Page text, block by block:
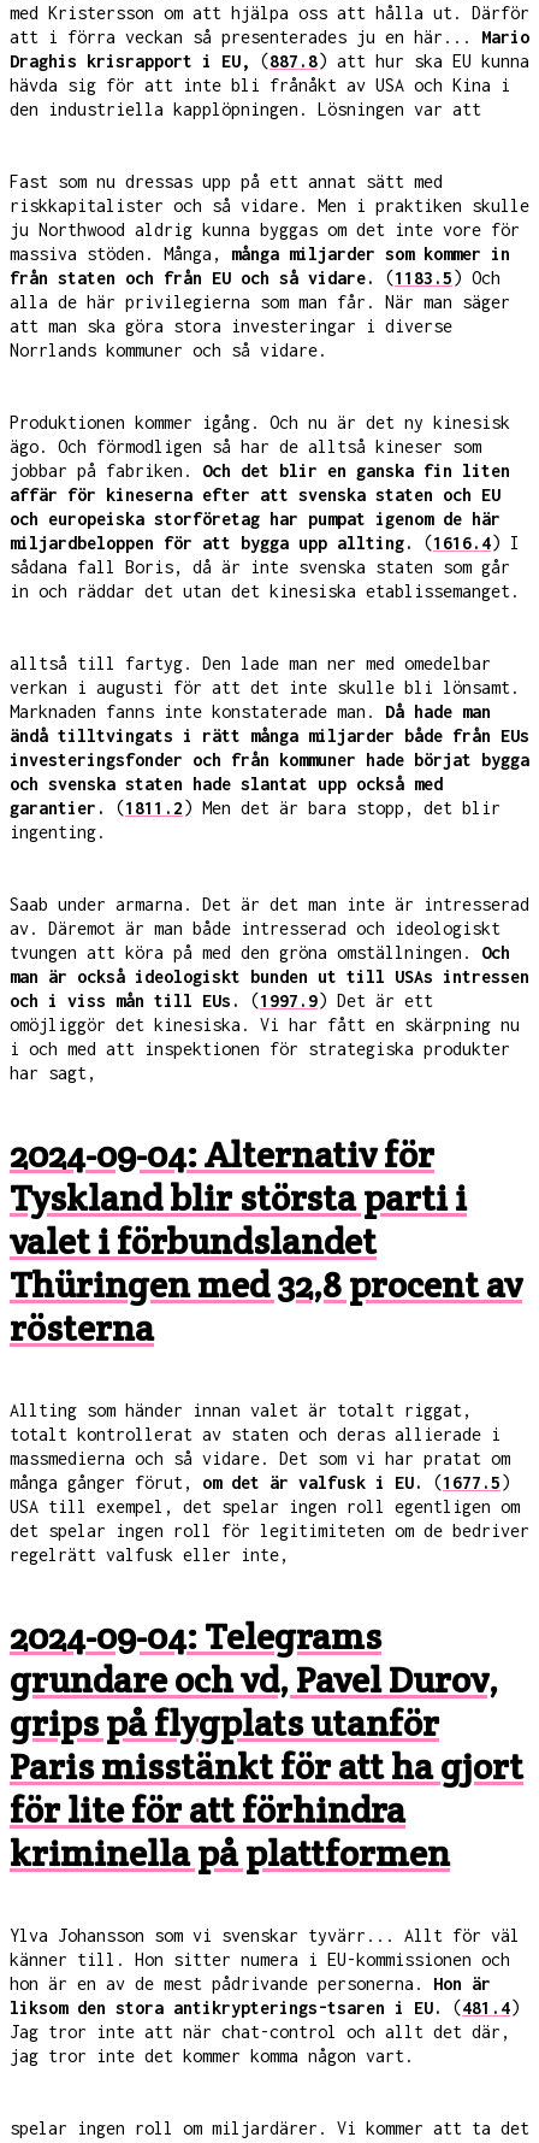
med Kristersson om att hjälpa oss att hålla ut. Därför
att i förra veckan så presenterades ju en här... Mario
Draghis krisrapport i EU,
(887.8) att hur ska EU kunna
hävda sig för att inte bli frånåkt av USA och Kina i
den industriella kapplöpningen. Lösningen var att
Fast som nu dressas upp på ett annat sätt med
riskkapitalister och så vidare. Men i praktiken skulle
ju Northwood aldrig kunna byggas om det inte vore för
massiva stöden. Många, många miljarder som kommer in
från staten och från EU och så vidare.
(1183.5) Och
alla de här privilegierna som man får. När man säger
att man ska göra stora investeringar i diverse
Norrlands kommuner och så vidare.
Produktionen kommer igång. Och nu är det ny kinesisk
ägo. Och förmodligen så har de alltså kineser som
jobbar på fabriken. Och det blir en ganska fin liten
affär för kineserna efter att svenska staten och EU
och europeiska storföretag har pumpat igenom de här
miljardbeloppen för att bygga upp allting.
(1616.4) I
sådana fall Boris, då är inte svenska staten som går
in och räddar det utan det kinesiska etablissemanget.
alltså till fartyg. Den lade man ner med omedelbar
verkan i augusti för att det inte skulle bli lönsamt.
Marknaden fanns inte konstaterade man. Då hade man
ändå tilltvingats i rätt många miljarder både från EUs
investeringsfonder och från kommuner hade börjat bygga
och svenska staten hade slantat upp också med
garantier.
(1811.2) Men det är bara stopp, det blir
ingenting.
Saab under armarna. Det är det man inte är intresserad
av. Däremot är man både intresserad och ideologiskt
tvungen att köra på med den gröna omställningen. Och
man är också ideologiskt bunden ut till USAs intressen
och i viss mån till EUs.
(1997.9) Det är ett
omöjliggör det kinesiska. Vi har fått en skärpning nu
i och med att inspektionen för strategiska produkter
har sagt,
2024-09-04: Alternativ för
Tyskland blir största parti i
valet i förbundslandet
Thüringen med 32,8 procent av
rösterna
Allting som händer innan valet är totalt riggat,
totalt kontrollerat av staten och deras allierade i
massmedierna och så vidare. Det som vi har pratat om
många gånger förut, om det är valfusk i EU. (1677.5)
USA till exempel, det spelar ingen roll egentligen om
det spelar ingen roll för legitimiteten om de bedriver
regelrätt valfusk eller inte,
2024-09-04: Telegrams
grundare och vd, Pavel Durov,
grips på flygplats utanför
Paris misstänkt för att ha gjort
för lite för att förhindra
kriminella på plattformen
Ylva Johansson som vi svenskar tyvärr... Allt för väl
känner till. Hon sitter numera i EU-kommissionen och
hon är en av de mest pådrivande personerna. Hon är
liksom den stora antikrypterings-tsaren i EU.
(481.4)
Jag tror inte att när chat-control och allt det där,
jag tror inte det kommer komma någon vart.
spelar ingen roll om miljardärer. Vi kommer att ta det